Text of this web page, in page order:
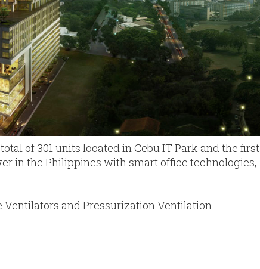
of 301 units located in Cebu IT Park and the first
in the Philippines with smart office technologies,
Ventilators and Pressurization Ventilation